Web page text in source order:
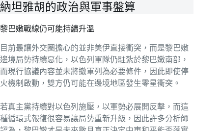
納坦雅胡的政治與軍事盤算
黎巴嫩戰線仍可能持續升溫
目前最讓外交圈擔心的並非美伊直接衝突，而是黎巴嫩
邊境局勢持續惡化，以色列軍隊仍駐紮於黎巴嫩南部，
而現行協議內容並未將撤軍列為必要條件，因此即使停
火機制啟動，雙方仍可能在邊境地區發生零星衝突。
若真主黨持續對以色列施壓，以軍勢必展開反擊，而這
種循環式報復很容易讓局勢重新升級，因此許多分析師